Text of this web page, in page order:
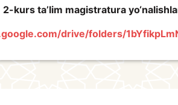
2-kurs ta’lim magistratura
drive/folders/